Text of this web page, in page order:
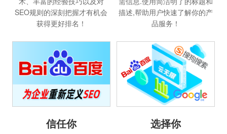
SEO规则的深刻把握才有机会
获得更好排名！
描述,帮助用户快速了解你的产
品服务！
信任你 选择你